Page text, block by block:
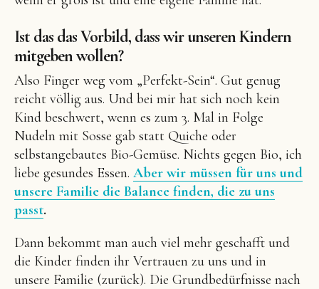
Ist das das Vorbild, dass wir unseren Kindern
mitgeben wollen?
Also Finger weg vom „Perfekt-Sein“. Gut genug
reicht völlig aus. Und bei mir hat sich noch kein
Kind beschwert, wenn es zum 3. Mal in Folge
Nudeln mit Sosse gab statt Quiche oder
selbstangebautes Bio-Gemüse. Nichts gegen Bio, ich
liebe gesundes Essen. Aber wir müssen für uns und
unsere Familie die Balance finden, die zu uns
passt.
Dann bekommt man auch viel mehr geschafft und
die Kinder finden ihr Vertrauen zu uns und in
unsere Familie (zurück). Die Grundbedürfnisse nach